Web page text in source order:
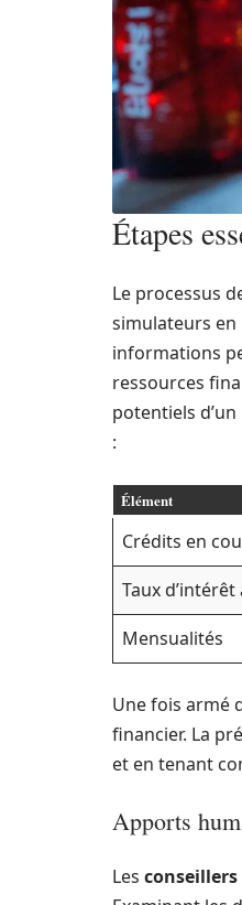
Étapes
Le processus
simulateurs en
informations
ressources
potentiels
:
Élément
Crédits en
Taux d’intérêt
Mensualités
Une fois armé
financier. La
et en tenant
Apports
Les